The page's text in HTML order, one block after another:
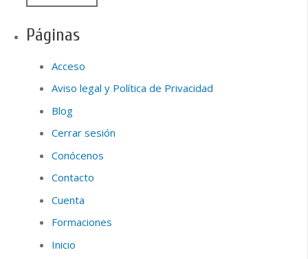
Páginas
Acceso
Aviso legal y Política de Privacidad
Blog
Cerrar sesión
Conócenos
Contacto
Cuenta
Formaciones
Inicio